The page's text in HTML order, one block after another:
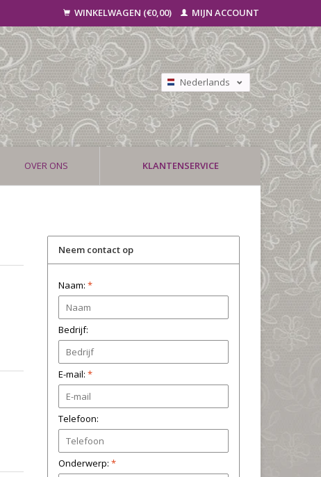
WINKELWAGEN (€0,00) MIJN ACCOUNT
Nederlands
Deutsch
Français
OVER ONS KLANTENSERVICE
Neem contact op
Naam: *
Bedrijf:
E-mail: *
Telefoon:
Onderwerp: *